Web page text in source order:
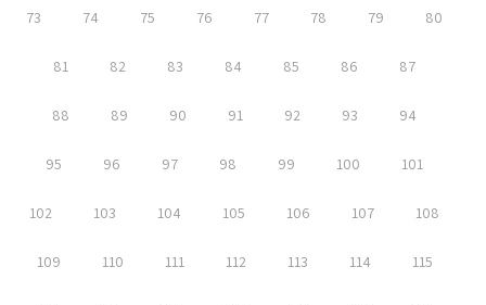
73 74 75 76 77 78 79 80
81 82 83 84 85 86 87
88 89 90 91 92 93 94
95 96 97 98 99 100 101
102 103 104 105 106 107 108
109 110 111 112 113 114 115